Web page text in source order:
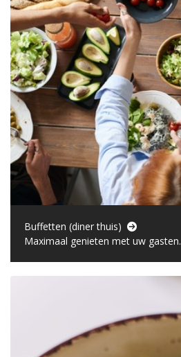
Buffetten (diner thuis)
Maximaal genieten met uw gasten.